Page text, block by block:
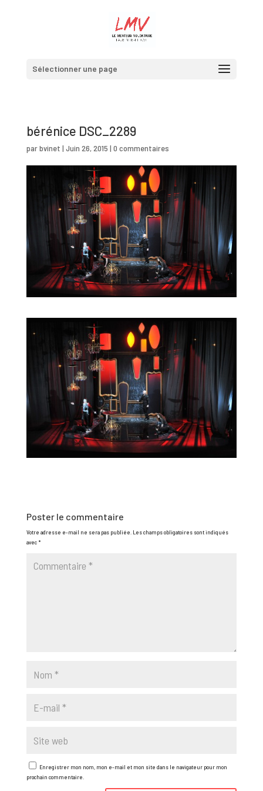
Sélectionner une page
bérénice DSC_2289
parbvinet | Juin 26, 2015 | 0 commentaires
Poster le commentaire
Votre adresse e-mail ne sera pas publiée. Les champs obligatoires sont indiqués
avec*
Enregistrer mon nom, mon e-mail et mon site dans le navigateur pour mon
prochain commentaire.